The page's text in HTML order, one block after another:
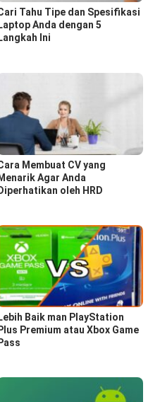
Tahu Tipe dan Spesifikasi
Laptop Anda dengan 5
Langkah Ini
Membuat CV yang
Menarik Agar Anda
Diperhatikan oleh HRD
Lebih Baik man PlayStation
Plus Premium atau Xbox Game
Pass